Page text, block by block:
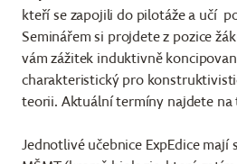
kteří se zapojili do pilotáže a učí
Seminářem si projdete z pozice
vám zážitek induktivně
charakteristický pro
teorii. Aktuální termíny najdete na
Jednotlivé učebnice ExpEdice mají